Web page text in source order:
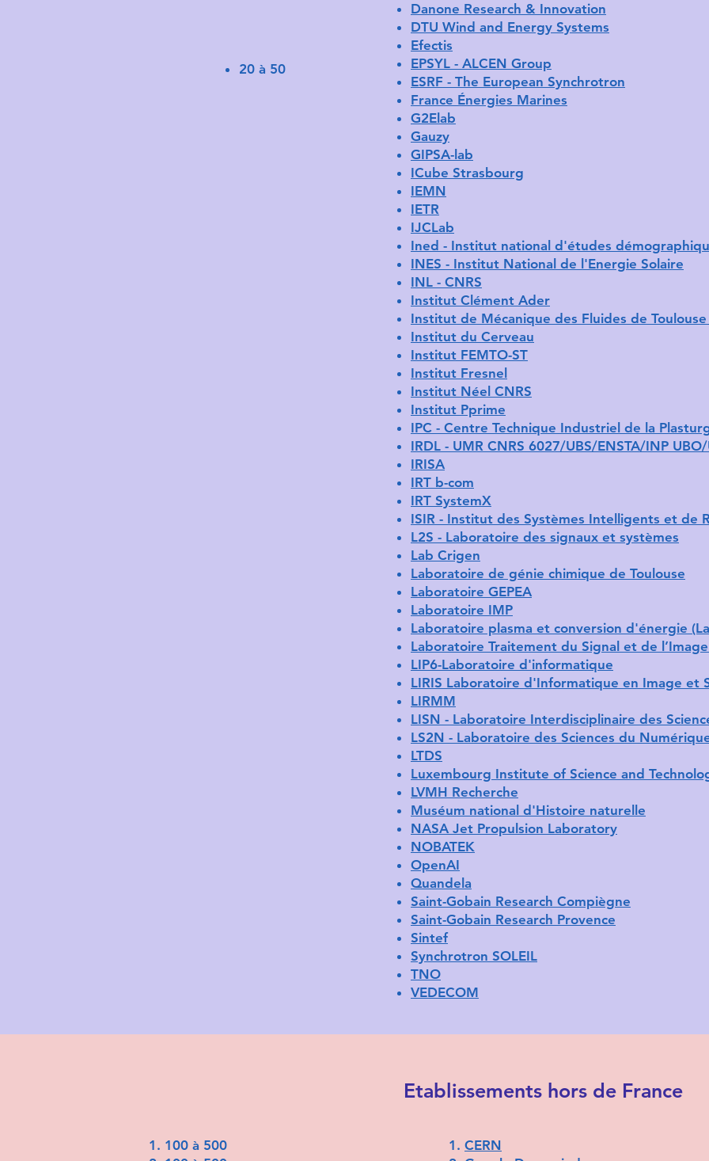
20 à 50
Danone Research & Innovation
DTU Wind and Energy Systems
Efectis
EPSYL - ALCEN Group
ESRF - The European Synchrotron
France Énergies Marines
G2Elab
Gauzy
GIPSA-lab
ICube Strasbourg
IEMN
IETR
IJCLab
​Ined - Institut national d'études
INES - Institut National de l'Energie Solaire
INL - CNRS
Institut Clément Ader
Institut de Mécanique des Fluides de Toulouse
Institut du Cerveau
Institut FEMTO-ST
Institut Fresnel
Institut Néel CNRS
Institut Pprime
IPC - Centre Technique Industriel de la
IRDL - UMR CNRS 6027/UBS/ENSTA/INP
IRISA
IRT b-com
IRT SystemX
ISIR - Institut des Systèmes Intelligents et de
L2S - Laboratoire des signaux et systèmes
Lab Crigen
Laboratoire de génie chimique de Toulouse
Laboratoire GEPEA
Laboratoire IMP
Laboratoire plasma et conversion d'énergie
Laboratoire Traitement du Signal et de l’Image
LIP6-Laboratoire d'informatique
LIRIS Laboratoire d'Informatique en Image et
LIRMM
LISN - Laboratoire Interdisciplinaire des
LS2N - Laboratoire des Sciences du
LTDS
Luxembourg Institute of Science and
LVMH Recherche
Muséum national d'Histoire naturelle
NASA Jet Propulsion Laboratory
NOBATEK
OpenAI
Quandela
Saint-Gobain Research Compiègne
Saint-Gobain Research Provence
Sintef
Synchrotron SOLEIL
TNO
VEDECOM
Etablissements hors de France
100 à 500
CERN